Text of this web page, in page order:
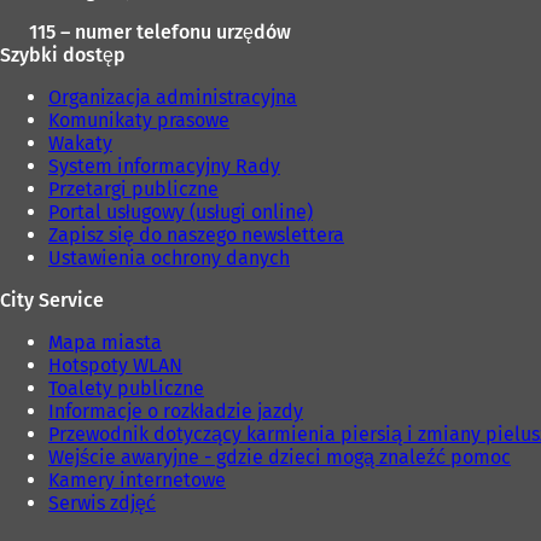
115 – numer telefonu urzędów
Szybki dostęp
Organizacja administracyjna
Komunikaty prasowe
Wakaty
System informacyjny Rady
Przetargi publiczne
Portal usługowy (usługi online)
Zapisz się do naszego newslettera
Ustawienia ochrony danych
City Service
Mapa miasta
Hotspoty WLAN
Toalety publiczne
Informacje o rozkładzie jazdy
Przewodnik dotyczący karmienia piersią i zmiany
Wejście awaryjne - gdzie dzieci mogą znaleźć pomoc
Kamery internetowe
Serwis zdjęć